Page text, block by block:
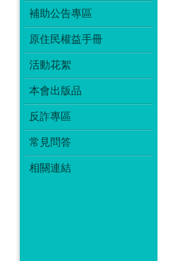
補助公告專區
原住民權益手冊
活動花絮
本會出版品
反詐專區
常見問答
相關連結